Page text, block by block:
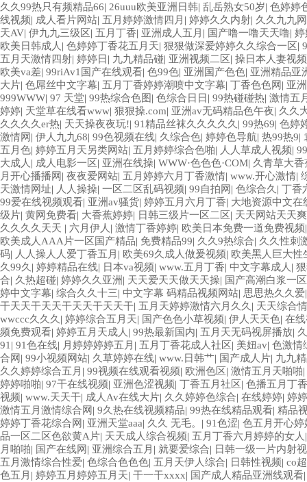
久久99热只有频精品66| 26uuu欧美亚洲日韩| 乱岳熟女50岁| 色婷婷
线视频| 成人看片网站| 五月婷婷激情四月 | 婷婷久久内射| 久久九九网
天AV| 伊九九三级区| 五月丁香| 亚洲成人五月 | 国产噜一噜天天噜| 婷
欧美日韩成人 | 色婷婷丁香花五月天| 狠狠做深爱婷婷久久综合一区|
五月天激情四射| 婷婷日 | 九九精品碰| 亚洲视频二区| 操日本人妻视频
欧美va差| 99riAv1国产在线观看| 色99色| 亚洲国产色色| 亚洲精品亚
大片| 色屌丝中文字幕| 五月丁香婷婷潮喷中文字幕| 丁香色色网 | 亚
999WWW| 97 天堂| 99热综合色图 | 色综合日日 | 99热碰碰热| 激情五
婷婷| 天堂草在线看www| 狠狠操.com| 亚洲av无码精品色午夜| 久久
久久久久er热| 天天操夜夜玩!| 91精品丝袜久久久久久 | 99热69| 色婷
激情网 | 伊人九九68| 99色视频在线| 久综合色| 婷婷色导航| 热99热9|
五月色| 婷婷五月天另类网站| 五月婷婷综合色啪| 人人草成人视频|
大成人 | 成人电影一区| 亚洲在线操| WWW·色色色·COM| 久青草大香
月开心播播网 | 夜夜爱网站| 五月婷婷六月丁香激情| www.开心激情|
天激情网址| 人人操操| 一区二区乱码视频| 99自拍网 | 色综合久 | 丁香
99爱在线视频观看| 亚洲av骚货| 婷婷五月六月丁香| 大地资源中文在
级片| 黄网免费看| 大香蕉婷婷| 日韩三级片一区二区| 天天网站天天爽
久久久久天天 | 六月伊人 | 激情丁香婷婷| 欧美日本免费一道免费视频
欧美成人AAA片一区国产精品| 免费精品99| 久久9热综合| 久久性刺
码| 人人操人人爱丁香五月 | 欧美69久成人做爰视频| 欧美黑人巨大性
久99久 | 婷婷精品在线| 日本va视频| www.五月丁香| 中文字幕成人 |
合| 久热超碰| 婷婷久久亚洲 | 天天爱天天做天天操| 国产高潮白浆一
婷中文字幕| 综合久久十三| 中文字幕 码精品视频网站| 思思热久久爱
干天天干天天干天天干天天干| 五月天婷婷激情六月久久 | 天天综合情
wwccc久久久 | 婷婷综合五月天| 国产色色小草视频| 伊人天天色| 在
频免费观看| 婷婷五月天成人 | 99热最新国内| 五月天无码视屏播放|
91 | 91色在线| 月婷婷婷婷五月 | 五月丁香花成人社区| 美妞av| 色激情
合网 | 99小视频网站| 久草婷婷在线| www.日韩艹| 国产成人片| 九九
久久婷婷综合五月 | 99视频在线观看视频| 欧洲色区| 激情五月天啪啪|
婷婷啪啪| 97干在线视频| 亚洲色涩视频| 丁香五月社区| 色播五月丁
视频| www.天天干| 成人Av在线大片| 久久婷婷色综合| 在线婷婷| 婷
激情五月激情综合网 | 9久热在线视频精品| 99热在线精品观看| 精品
婷婷丁香花综合网 | 亚洲天堂aaa| 久久 无毛。 | 91色涩| 色五月开心婷
品一区二区色欲黄A片| 天天成人综合视频| 五月丁香六月婷婷的女人
月啪啪| 国产在线网 | 亚洲综合五月 | 就要爱综合| 日韩一级一片内射
五月激情综合性爱| 色综合色色色| 五月天伊人综合| 日韩性视频| co
色五月 | 婷婷五月婷婷五月天| 干一干xxxx| 国产成人精品亚洲线观看